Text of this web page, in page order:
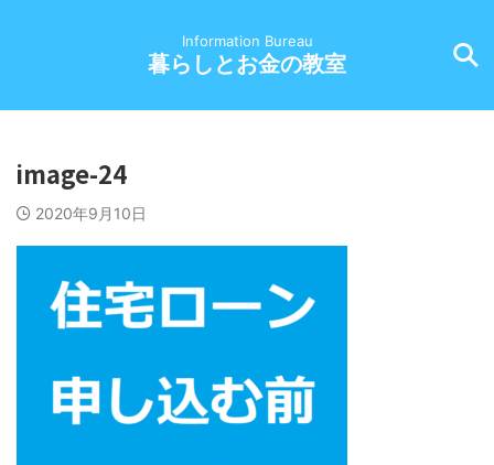
Information Bureau
暮らしとお金の教室
image-24
2020年9月10日